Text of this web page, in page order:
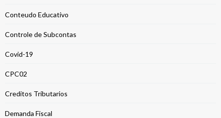
Conteudo Educativo
Controle de Subcontas
Covid-19
CPC02
Creditos Tributarios
Demanda Fiscal